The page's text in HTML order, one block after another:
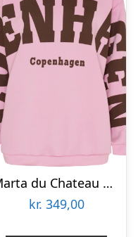
Marta du Chateau dame sweatshirt MdcHibiscus 22659 – Pink
kr. 349,00